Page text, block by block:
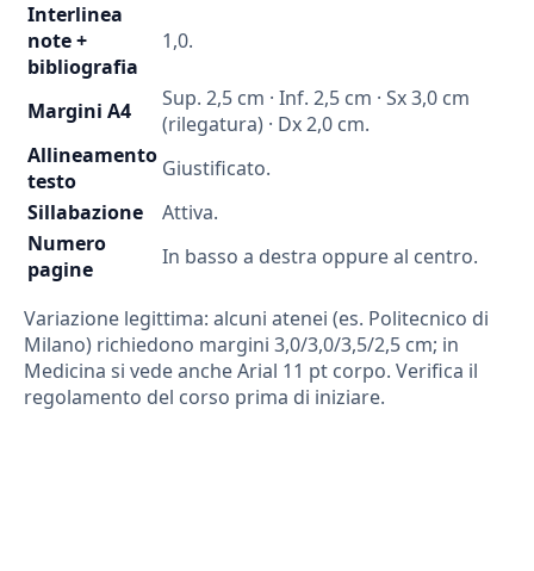
Interlinea
note +
bibliografia
1,0.
Margini A4
Sup. 2,5 cm · Inf. 2,5 cm · Sx 3,0 cm
(rilegatura) · Dx 2,0 cm.
Allineamento
testo
Giustificato.
Sillabazione
Attiva.
Numero
pagine
In basso a destra oppure al centro.
Variazione legittima: alcuni atenei (es. Politecnico di
Milano) richiedono margini 3,0/3,0/3,5/2,5 cm; in
Medicina si vede anche Arial 11 pt corpo. Verifica il
regolamento del corso prima di iniziare.